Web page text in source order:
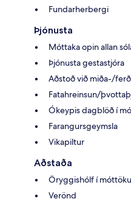
Fundarherbergi
Þjónusta
Móttaka opin allan
Þjónusta gestastjóra
Aðstoð við miða-/
Fatahreinsun/
Ókeypis dagblöð í
Farangursgeymsla
Vikapiltur
Aðstaða
Öryggishólf í móttöku
Verönd